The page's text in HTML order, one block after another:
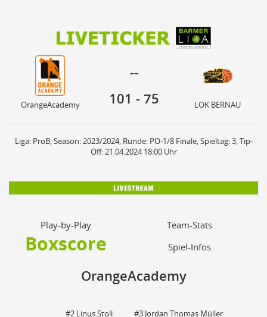
OrangeAcademy LOK BERNAU
--
101 - 75
OrangeAcademy LOK BERNAU
Liga: ProB, Season: 2023/2024, Runde: PO-1/8 Finale, Spieltag: 3, Tip-
Off: 21.04.2024 18:00 Uhr
Play-by-Play Team-Stats
Boxscore Spiel-Infos
OrangeAcademy
#2 Linus Stoll #3 Jordan Thomas Müller